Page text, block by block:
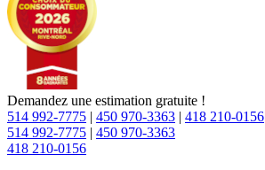
Demandez une estimation gratuite !
514 992-7775 | 450 970-3363 | 418 210-0156
514 992-7775 | 450 970-3363
418 210-0156